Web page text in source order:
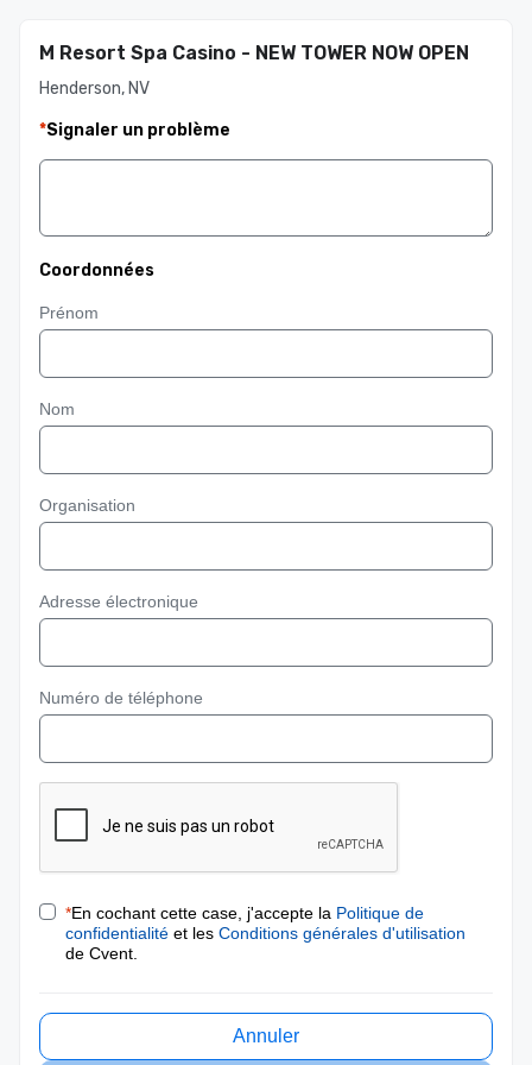
M Resort Spa Casino - NEW TOWER NOW OPEN
Henderson, NV
*Signaler un problème
Coordonnées
Prénom
Nom
Organisation
Adresse électronique
Numéro de téléphone
*En cochant cette case, j'accepte la Politique de
confidentialité et les Conditions générales d'utilisation
de Cvent.
Annuler